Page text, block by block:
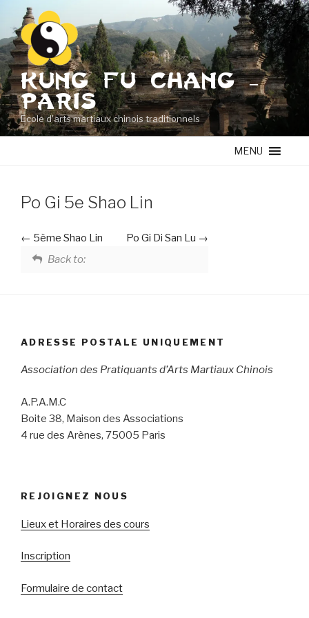
contenu
principal
KUNG FU CHANG –
PARIS
Ecole d'arts martiaux chinois traditionnels
MENU
Po Gi 5e Shao Lin
5ème Shao Lin
Po Gi Di San Lu
Back to:
ADRESSE POSTALE UNIQUEMENT
Association des Pratiquants d’Arts Martiaux Chinois
A.P.A.M.C
Boite 38, Maison des Associations
4 rue des Arènes, 75005 Paris
REJOIGNEZ NOUS
Lieux et Horaires des cours
Inscription
Formulaire de contact